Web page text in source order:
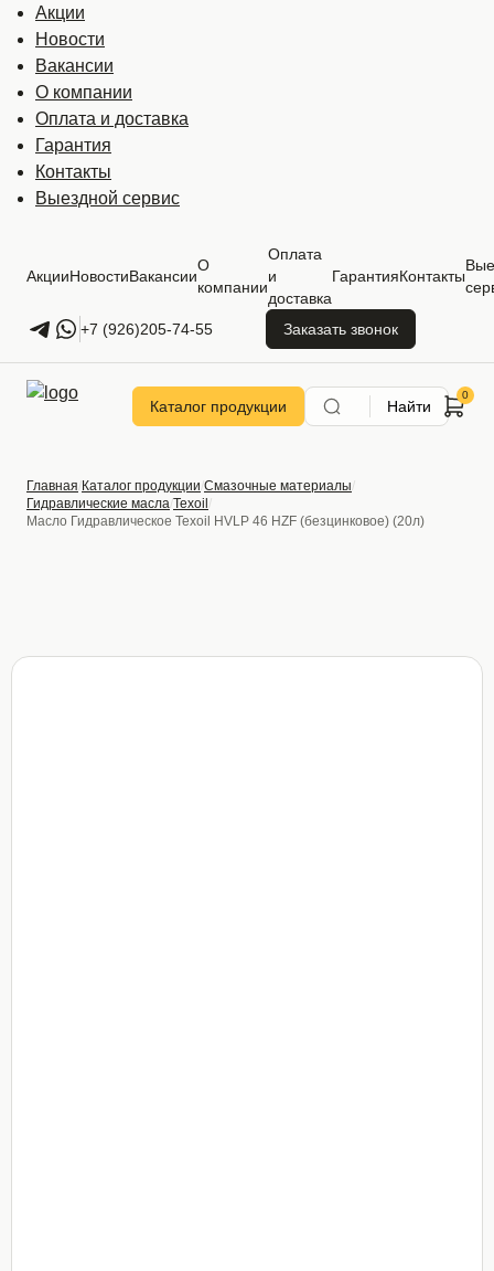
Акции
Новости
Вакансии
О компании
Оплата и доставка
Гарантия
Контакты
Выездной сервис
АкцииНовостиВакансии
О
компании
Оплата
и
доставка
ГарантияКонтакты
+7 (926)205-74-55 Заказать звонок
Каталог продукции Найти
Главная Каталог продукции Смазочные материалы
Гидравлические масла Texoil
Масло Гидравлическое Texoil HVLP 46 HZF (безцинковое) (20л)